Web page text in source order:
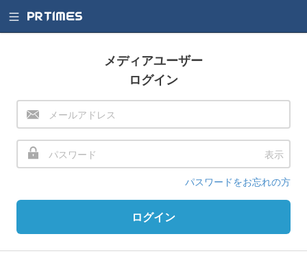
メディアユーザー
ログイン
表示
パスワードをお忘れの方
ログイン